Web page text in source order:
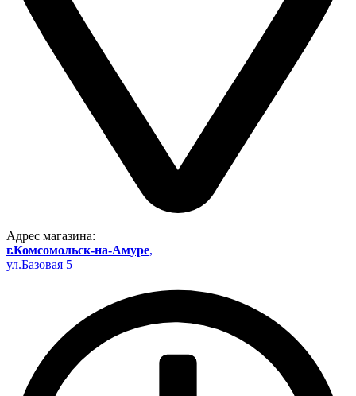
Адрес магазина:
г.Комсомольск-на-Амуре,
ул.Базовая 5